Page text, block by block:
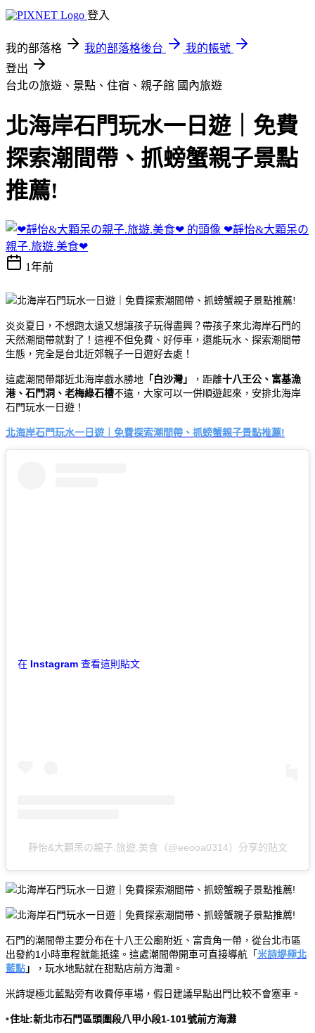
登入
我的部落格 我的部落格後台
我的帳號
登出
台北の旅遊、景點、住宿、親子館 國內旅遊
北海岸石門玩水一日遊｜免費
探索潮間帶、抓螃蟹親子景點
推薦!
❤靜怡&大顆呆の
親子.旅遊.美食❤
1年前
炎炎夏日，不想跑太遠又想讓孩子玩得盡興？帶孩子來北海岸石門的
天然潮間帶就對了！這裡不但免費、好停車，還能玩水、探索潮間帶
生態，完全是台北近郊親子一日遊好去處！
這處潮間帶鄰近北海岸戲水勝地 「白沙灣」 ，距離十八王公、富基漁
港、石門洞、老梅綠石槽不遠，大家可以一併順遊起來，安排北海岸
石門玩水一日遊！
北海岸石門玩水一日遊｜免費探索潮間帶、抓螃蟹親子景點推薦!
在 Instagram 查看這則貼文
靜怡&大顆呆の親子.旅遊.美食（@eeooa0314）分享的貼文
石門的潮間帶主要分布在十八王公廟附近、富貴角一帶，從台北市區
出發約1小時車程就能抵達。這處潮間帶開車可直接導航「米詩堤極北
藍點」 ，玩水地點就在甜點店前方海灘。
米詩堤極北藍點旁有收費停車場，假日建議早點出門比較不會塞車。
•住址:新北市石門區頭圍段八甲小段1-101號前方海灘